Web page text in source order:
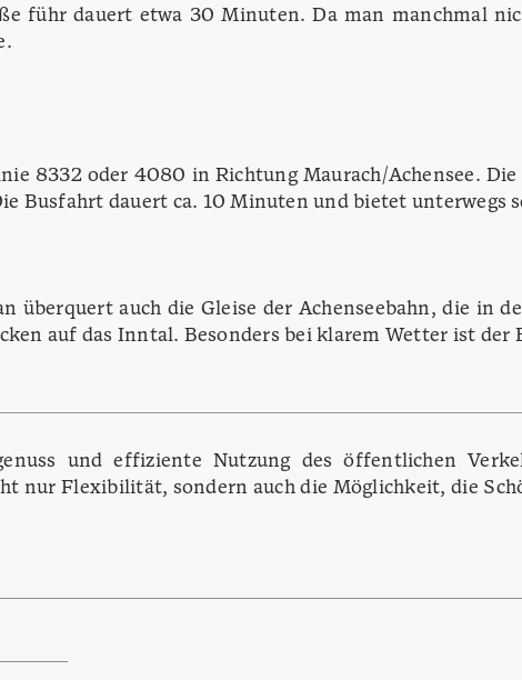
führ dauert etwa 30 Minuten. Da man manchmal
8332 oder 4080 in Richtung Maurach/Achensee. Die
Busfahrt dauert ca. 10 Minuten und bietet unterwegs
überquert auch die Gleise der Achenseebahn, die in
auf das Inntal. Besonders bei klarem Wetter ist der
und effiziente Nutzung des öffentlichen
nur Flexibilität, sondern auch die Möglichkeit, die